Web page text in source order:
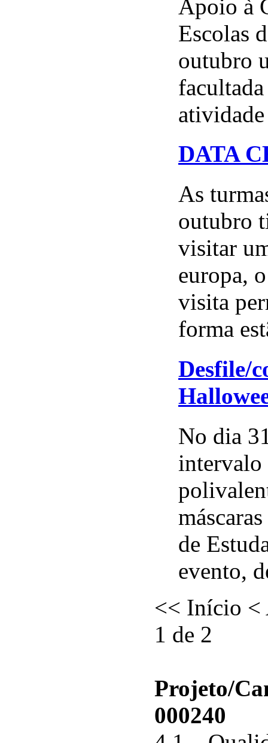
Apoio à
Escolas
outubro
DATA
As
outubro
visitar
europa,
visita
forma
Desfile/
No dia
intervalo
de
evento,
<< Início <
1 de 2
Projeto/
000240